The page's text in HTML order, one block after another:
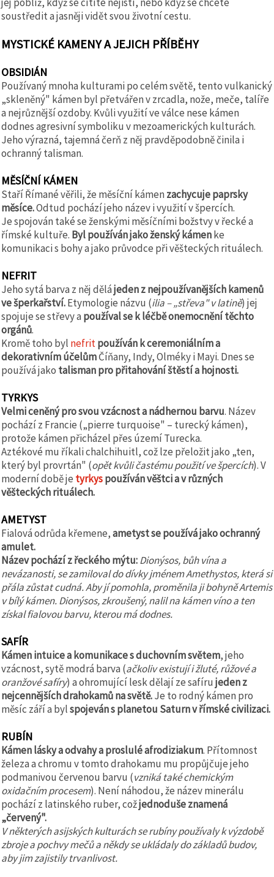
soustředit a jasněji vidět svou životní cestu.
MYSTICKÉ KAMENY A JEJICH PŘÍBĚHY
OBSIDIÁN
Používaný mnoha kulturami po celém světě, tento vulkanický
„skleněný" kámen byl přetvářen v zrcadla, nože, meče, talíře
a nejrůznější ozdoby. Kvůli využití ve válce nese kámen
dodnes agresivní symboliku v mezoamerických kulturách.
Jeho výrazná, tajemná čerň z něj pravděpodobně činila i
ochranný talisman.
MĚSÍČNÍ KÁMEN
Staří Římané věřili, že měsíční kámen zachycuje paprsky
měsíce.Odtud pochází jeho název i využití v špercích.
Je spojován také se ženskými měsíčními božstvy v řecké a
římské kultuře. Byl používán jako ženský kámenke
komunikaci s bohy a jako průvodce při věšteckých rituálech.
NEFRIT
Jeho sytá barva z něj dělájeden z nejpoužívanějších kamenů
ve šperkařství.Etymologie názvu (ilia – „střeva" v latině) jej
spojuje se střevy a používal se k léčbě onemocnění těchto
orgánů.
Kromě toho byl nefritpoužíván k ceremoniálním a
dekorativním účelůmČíňany, Indy, Olméky i Mayi. Dnes se
používá jako talisman pro přitahování štěstí a hojnosti.
TYRKYS
Velmi ceněný pro svou vzácnost a nádhernou barvu. Název
pochází z Francie („pierre turquoise" – turecký kámen),
protože kámen přicházel přes území Turecka.
Aztékové mu říkali chalchihuitl, což lze přeložit jako „ten,
který byl provrtán" (opět kvůli častému použití ve špercích). V
moderní době je tyrkyspoužíván věštci a v různých
věšteckých rituálech.
AMETYST
Fialová odrůda křemene,ametyst se používá jako ochranný
amulet.
Název pochází z řeckého mýtu:Dionýsos, bůh vína a
nevázanosti, se zamiloval do dívky jménem Amethystos, která si
přála zůstat cudná.Aby jí pomohla, proměnila ji bohyně Artemis
v bílý kámen. Dionýsos, zkroušený, nalil na kámen víno a ten
získal fialovou barvu, kterou má dodnes.
SAFÍR
Kámen intuice a komunikace s duchovním světem, jeho
vzácnost, sytě modrá barva (ačkoliv existují i žluté, růžové a
oranžové safíry) a ohromující lesk dělají ze safíru jeden z
nejcennějších drahokamů na světě.Je to rodný kámen pro
měsíc září a bylspojeván s planetou Saturn v římské civilizaci.
RUBÍN
Kámen lásky a odvahy a proslulé afrodiziakum. Přítomnost
železa a chromu v tomto drahokamu mu propůjčuje jeho
podmanivou červenou barvu (vzniká také chemickým
oxidačním procesem). Není náhodou, že název minerálu
pochází z latinského ruber, cožjednoduše znamená
„červený".
V některých asijských kulturách se rubíny používaly k výzdobě
zbroje a pochvy mečů a někdy se ukládaly do základů budov,
aby jim zajistily trvanlivost.